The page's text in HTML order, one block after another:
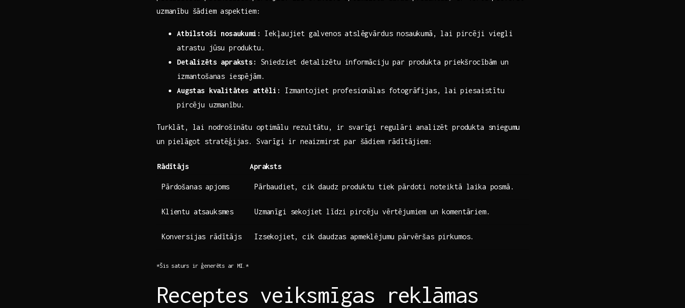
uzmanību šādiem ‍aspektiem:
Atbilstoši nosaukumi:
Iekļaujiet galvenos atslēgvārdus nosaukumā, lai pircēji viegli
atrastu jūsu produktu.
Detalizēts apraksts:
Sniedziet detalizētu informāciju par produkta priekšrocībām un
izmantošanas iespējām.
Augstas kvalitātes attēli:
Izmantojiet ​profesionālas fotogrāfijas,⁤ lai piesaistītu
pircēju uzmanību.
Turklāt, lai nodrošinātu optimālu rezultātu,⁣ ir svarīgi regulāri analizēt produkta sniegumu
un ⁢pielāgot stratēģijas. ⁤Svarīgi ir neaizmirst‍ par šādiem rādītājiem:
Rādītājs Apraksts
Pārdošanas apjoms Pārbaudiet, cik daudz produktu ‌tiek pārdoti noteiktā laika posmā.
Klientu atsauksmes Uzmanīgi sekojiet līdzi pircēju vērtējumiem un komentāriem.
Konversijas rādītājs Izsekojiet, cik daudzas apmeklējumu pārvēršas pirkumos.
*Šis saturs ir ⁣ģenerēts ar MI.*
Receptes ‍veiksmīgas reklāmas